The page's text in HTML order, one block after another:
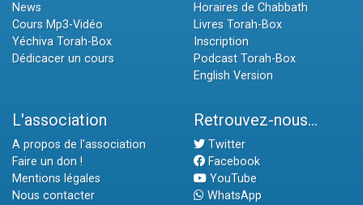
News
Cours Mp3-Vidéo
Yéchiva Torah-Box
Dédicacer un cours
Horaires de Chabbath
Livres Torah-Box
Inscription
Podcast Torah-Box
English Version
L'association
A propos de l'association
Faire un don !
Mentions légales
Nous contacter
Retrouvez-nous...
Twitter
Facebook
YouTube
WhatsApp